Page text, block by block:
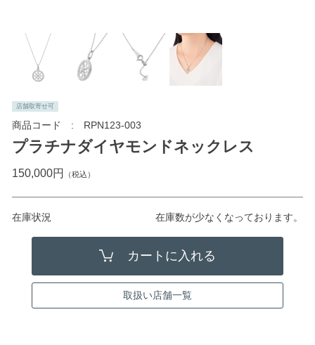
店舗取寄せ可
商品コード RPN123-003
プラチナダイヤモンドネックレス
150,000円 （税込）
在庫状況 在庫数が少なくなっております。
取扱い店舗一覧